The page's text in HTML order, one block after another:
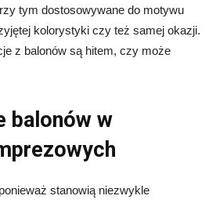
tym dostosowywane do motywu
kolorystyki czy też samej okazji.
z balonów są hitem, czy może
balonów w
stanowią niezwykle